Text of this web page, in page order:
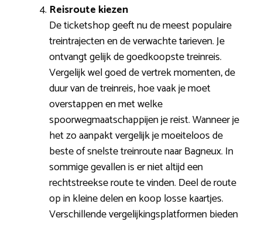
Reisroute kiezen
De ticketshop geeft nu de meest populaire
treintrajecten en de verwachte tarieven. Je
ontvangt gelijk de goedkoopste treinreis.
Vergelijk wel goed de vertrek momenten, de
duur van de treinreis, hoe vaak je moet
overstappen en met welke
spoorwegmaatschappijen je reist. Wanneer je
het zo aanpakt vergelijk je moeiteloos de
beste of snelste treinroute naar Bagneux. In
sommige gevallen is er niet altijd een
rechtstreekse route te vinden. Deel de route
op in kleine delen en koop losse kaartjes.
Verschillende vergelijkingsplatformen bieden